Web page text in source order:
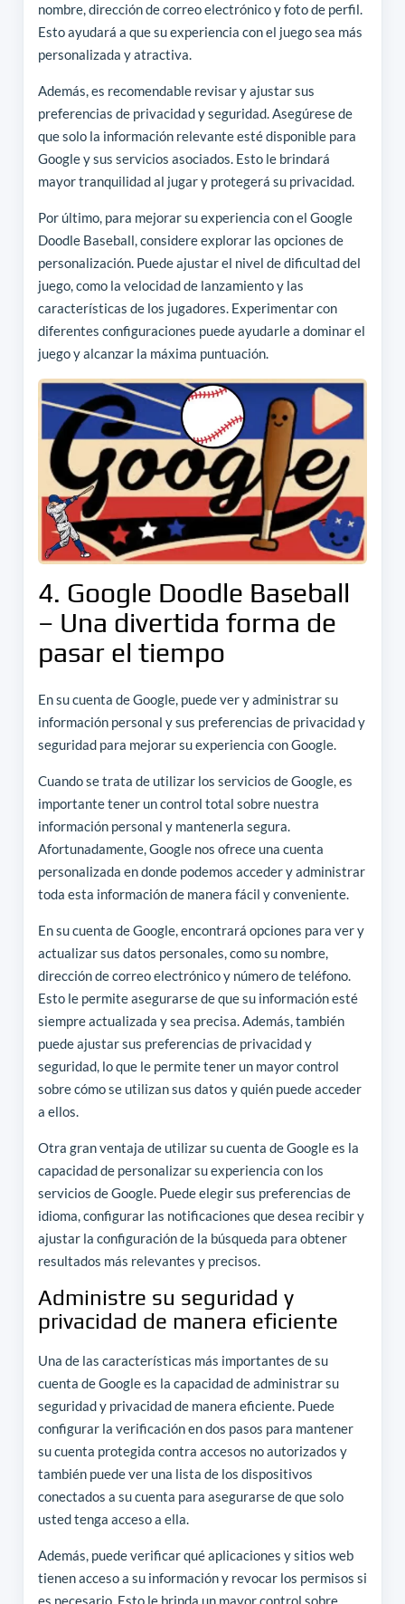
nombre, dirección de correo electrónico y foto de perfil.
Esto ayudará a que su experiencia con el juego sea más
personalizada y atractiva.
Además, es recomendable revisar y ajustar sus
preferencias de privacidad y seguridad. Asegúrese de
que solo la información relevante esté disponible para
Google y sus servicios asociados. Esto le brindará
mayor tranquilidad al jugar y protegerá su privacidad.
Por último, para mejorar su experiencia con el Google
Doodle Baseball, considere explorar las opciones de
personalización. Puede ajustar el nivel de dificultad del
juego, como la velocidad de lanzamiento y las
características de los jugadores. Experimentar con
diferentes configuraciones puede ayudarle a dominar el
juego y alcanzar la máxima puntuación.
4. Google Doodle Baseball
– Una divertida forma de
pasar el tiempo
En su cuenta de Google, puede ver y administrar su
información personal y sus preferencias de privacidad y
seguridad para mejorar su experiencia con Google.
Cuando se trata de utilizar los servicios de Google, es
importante tener un control total sobre nuestra
información personal y mantenerla segura.
Afortunadamente, Google nos ofrece una cuenta
personalizada en donde podemos acceder y administrar
toda esta información de manera fácil y conveniente.
En su cuenta de Google, encontrará opciones para ver y
actualizar sus datos personales, como su nombre,
dirección de correo electrónico y número de teléfono.
Esto le permite asegurarse de que su información esté
siempre actualizada y sea precisa. Además, también
puede ajustar sus preferencias de privacidad y
seguridad, lo que le permite tener un mayor control
sobre cómo se utilizan sus datos y quién puede acceder
a ellos.
Otra gran ventaja de utilizar su cuenta de Google es la
capacidad de personalizar su experiencia con los
servicios de Google. Puede elegir sus preferencias de
idioma, configurar las notificaciones que desea recibir y
ajustar la configuración de la búsqueda para obtener
resultados más relevantes y precisos.
Administre su seguridad y
privacidad de manera eficiente
Una de las características más importantes de su
cuenta de Google es la capacidad de administrar su
seguridad y privacidad de manera eficiente. Puede
configurar la verificación en dos pasos para mantener
su cuenta protegida contra accesos no autorizados y
también puede ver una lista de los dispositivos
conectados a su cuenta para asegurarse de que solo
usted tenga acceso a ella.
Además, puede verificar qué aplicaciones y sitios web
tienen acceso a su información y revocar los permisos si
es necesario. Esto le brinda un mayor control sobre